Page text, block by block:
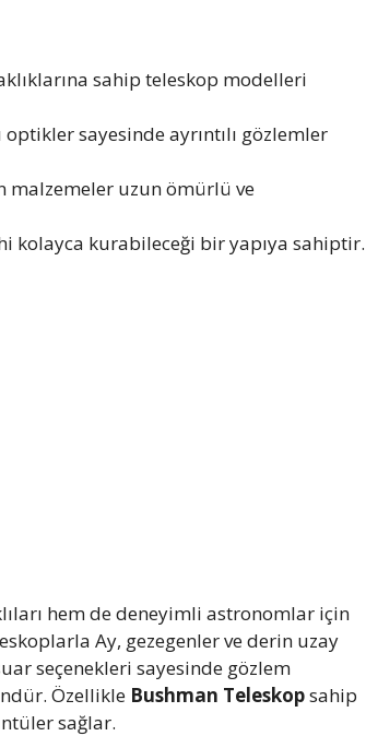
sahip teleskop modelleri
sayesinde ayrıntılı gözlemler
malzemeler uzun ömürlü ve
kolayca kurabileceği bir yapıya sahiptir.
hem de deneyimli astronomlar için
Ay, gezegenler ve derin uzay
seçenekleri sayesinde gözlem
Özellikle Bushman Teleskopsahip
sağlar.